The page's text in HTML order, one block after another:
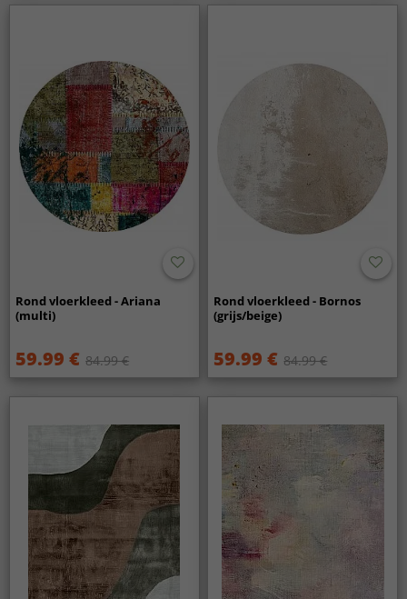
Rond vloerkleed - Ariana
(multi)
59.99 € 84.99 €
Rond vloerkleed - Bornos
(grijs/beige)
59.99 € 84.99 €